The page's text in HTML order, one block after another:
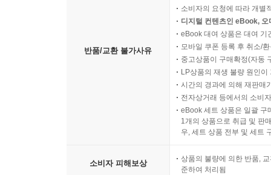
반품/교환 불가사유
소비자의 요청에 따라 개별
디지털 컨텐츠인 eBook,
eBook 대여 상품은 대여 기
모바일 쿠폰 등록 후 취소/
중고상품이 구매확정(자동
LP상품의 재생 불량 원인
시간의 경과에 의해 재판매
전자상거래 등에서의 소비
eBook 세트 상품은 일괄 구
1개의 상품으로 취급 및 판
우, 세트 상품 전부 및 세트
소비자 피해보상
상품의 불량에 의한 반품,
준하여 처리됨